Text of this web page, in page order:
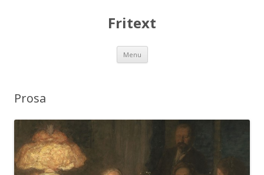
Fritext
Menu Skip
content
Prosa